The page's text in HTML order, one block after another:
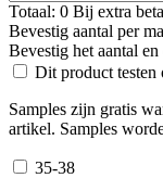
Totaal: 0 Bij extra
Bevestig aantal per
Bevestig het aantal
Dit product testen
Samples zijn gratis
artikel. Samples
35-38